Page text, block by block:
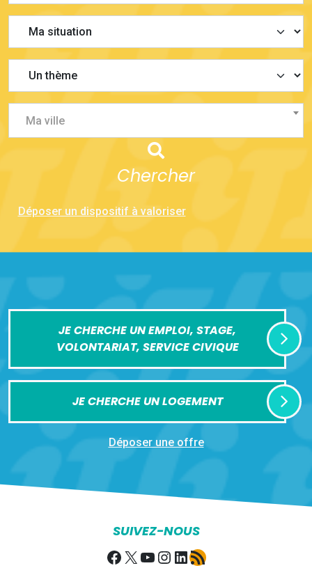
Ma ville
Chercher
Déposer un dispositif à valoriser
JE CHERCHE UN EMPLOI, STAGE,
VOLONTARIAT, SERVICE CIVIQUE
JE CHERCHE UN LOGEMENT
Déposer une offre
SUIVEZ-NOUS
Facebook
X YouTube
Instagram
LinkedIn
Flux RSS